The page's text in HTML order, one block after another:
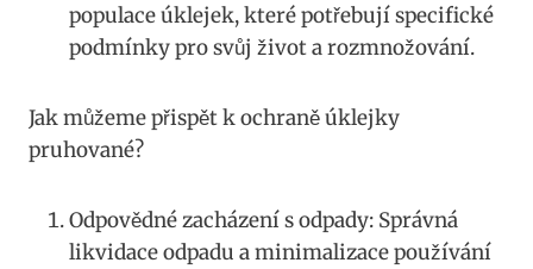
populace úklejek, které​ potřebují specifické
podmínky pro⁤ svůj život ‌a ‌rozmnožování.
Jak můžeme přispět k ochraně úklejky
pruhované?
Odpovědné zacházení s‌ odpady: Správná ​
likvidace odpadu a minimalizace používání